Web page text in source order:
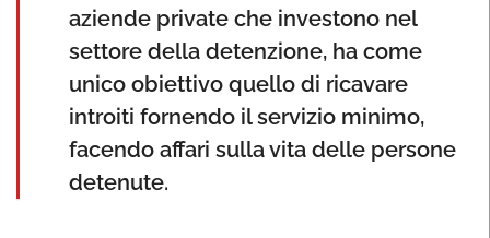
aziende private che investono nel
settore della detenzione, ha come
unico obiettivo quello di ricavare
introiti fornendo il servizio minimo,
facendo affari sulla vita delle persone
detenute.